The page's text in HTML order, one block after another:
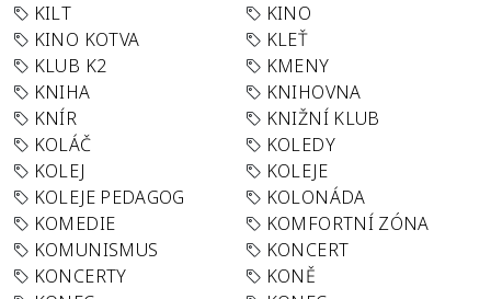
KILT
KINO
KINO KOTVA
KLEŤ
KLUB K2
KMENY
KNIHA
KNIHOVNA
KNÍR
KNIŽNÍ KLUB
KOLÁČ
KOLEDY
KOLEJ
KOLEJE
KOLEJE PEDAGOG
KOLONÁDA
KOMEDIE
KOMFORTNÍ ZÓNA
KOMUNISMUS
KONCERT
KONCERTY
KONĚ